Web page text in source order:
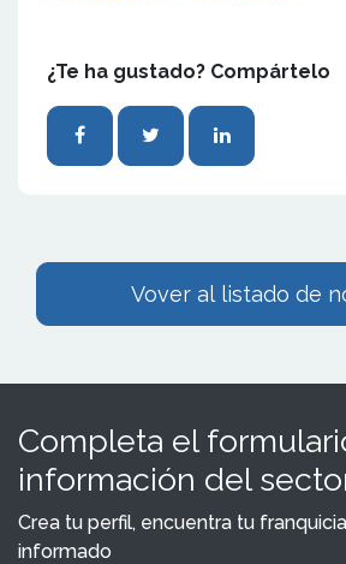
¿Te ha gustado? Compártelo
Vover al listado de
Completa el
información del
Crea tu perfil, encuentra tu
informado